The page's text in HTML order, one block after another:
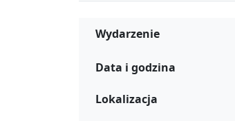
Wydarzenie
Data i godzina
Lokalizacja